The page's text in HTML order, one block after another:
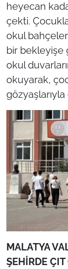
heyecan
çekti.
okul
bir bekleyişe
okul
okuyarak,
MALATYA
ŞEHİRDE